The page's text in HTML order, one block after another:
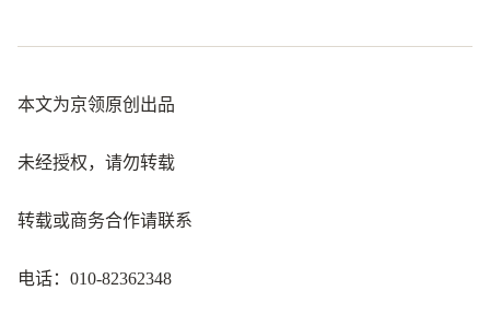
本文为京领原创出品
未经授权，请勿转载
转载或商务合作请联系
电话：010-82362348